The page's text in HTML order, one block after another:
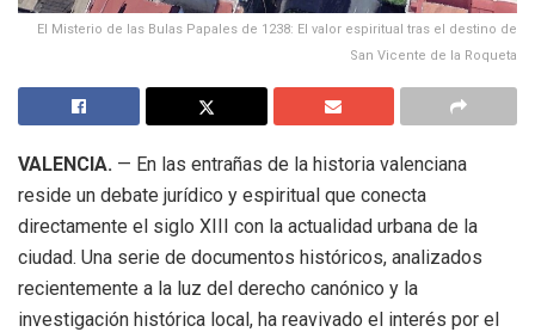
El Misterio de las Bulas Papales de 1238: El valor espiritual tras el destino de
San Vicente de la Roqueta
VALENCIA. — En las entrañas de la historia valenciana
reside un debate jurídico y espiritual que conecta
directamente el siglo XIII con la actualidad urbana de la
ciudad. Una serie de documentos históricos, analizados
recientemente a la luz del derecho canónico y la
investigación histórica local, ha reavivado el interés por el